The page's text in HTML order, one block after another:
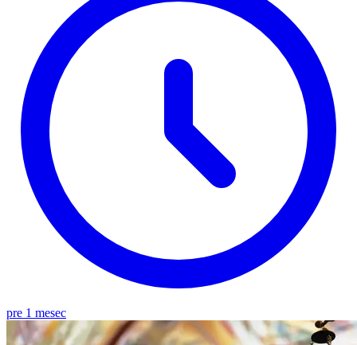
pre 1 mesec